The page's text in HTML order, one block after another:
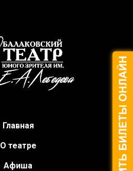
Главная
О театре
Афиша